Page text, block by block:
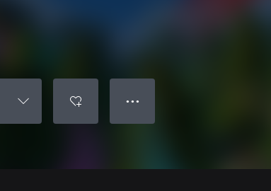
● ● ●